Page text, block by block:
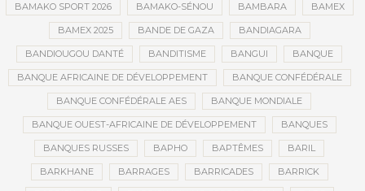
BAMAKO SPORT 2026 BAMAKO-SÉNOU BAMBARA BAMEX
BAMEX 2025 BANDE DE GAZA BANDIAGARA
BANDIOUGOU DANTÉ BANDITISME BANGUI BANQUE
BANQUE AFRICAINE DE DÉVELOPPEMENT BANQUE CONFÉDÉRALE
BANQUE CONFÉDÉRALE AES BANQUE MONDIALE
BANQUE OUEST-AFRICAINE DE DÉVELOPPEMENT BANQUES
BANQUES RUSSES BAPHO BAPTÊMES BARIL
BARKHANE BARRAGES BARRICADES BARRICK